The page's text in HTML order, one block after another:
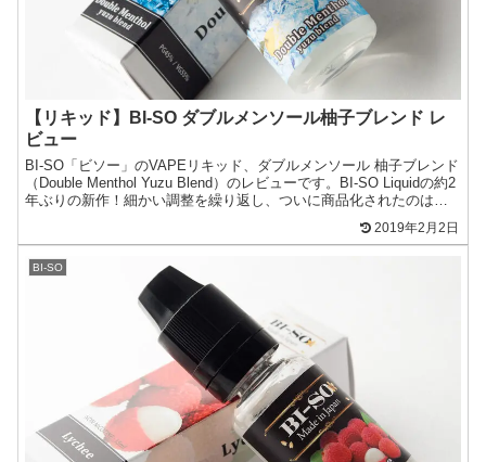
【リキッド】BI-SO ダブルメンソール柚子ブレンド レ
ビュー
BI-SO「ビソー」のVAPEリキッド、ダブルメンソール 柚子ブレンド
（Double Menthol Yuzu Blend）のレビューです。BI-SO Liquidの約2
年ぶりの新作！細かい調整を繰り返し、ついに商品化されたのは、
2019年2月2日
BI-SO